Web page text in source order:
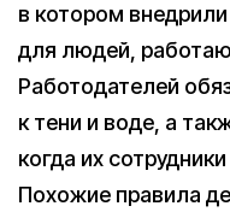
в котором
для людей,
Работодателей
к тени и воде, а
когда их
Похожие правила